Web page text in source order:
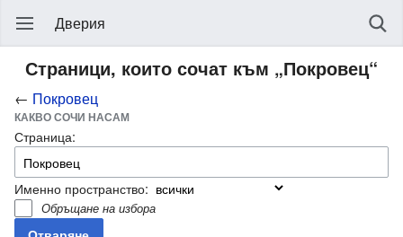
Дверия
Страници, които сочат към „Покровец“
← Покровец
КАКВО СОЧИ НАСАМ
Страница:
Именно пространство:
Обръщане на избора